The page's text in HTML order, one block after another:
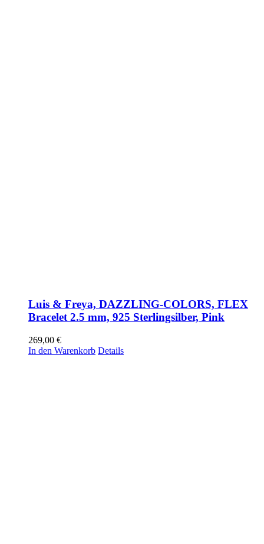
Luis & Freya, DAZZLING-COLORS, FLEX
Bracelet 2.5 mm, 925 Sterlingsilber, Pink
269,00 €
In den Warenkorb Details